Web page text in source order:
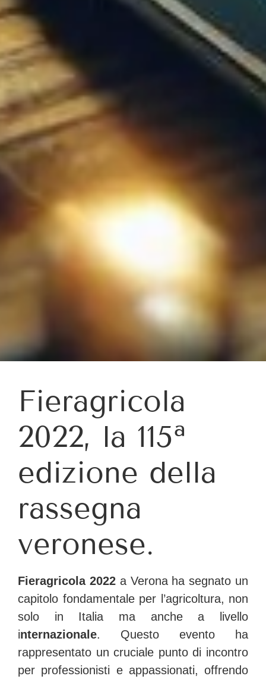
Fieragricola
2022, la 115ª
edizione della
rassegna
veronese.
Fieragricola 2022a Verona ha segnato un
capitolo fondamentale per l’agricoltura, non
solo in Italia ma anche a livello
internazionale. Questo evento ha
rappresentato un cruciale punto di incontro
per professionisti e appassionati, offrendo